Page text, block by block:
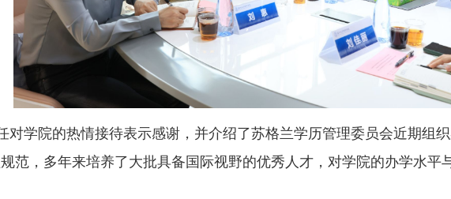
对学院的热情接待表示感谢，并介绍了苏格兰学历管理委员会近期组
范，多年来培养了大批具备国际视野的优秀人才，对学院的办学水平